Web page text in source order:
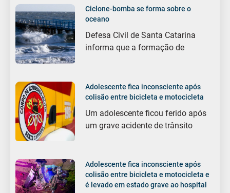
Ciclone-bomba se forma sobre o
oceano
Defesa Civil de Santa Catarina
informa que a formação de
Adolescente fica inconsciente após
colisão entre bicicleta e motocicleta
Um adolescente ficou ferido após
um grave acidente de trânsito
Adolescente fica inconsciente após
colisão entre bicicleta e motocicleta e
é levado em estado grave ao hospital